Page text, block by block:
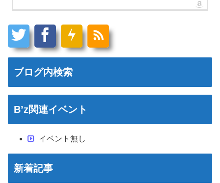
ブログ内検索
B’z関連イベント
イベント無し
新着記事